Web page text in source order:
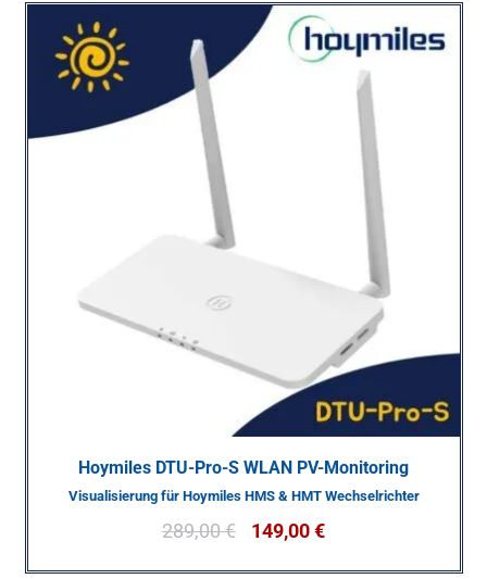
Hoymiles DTU-Pro-S WLAN PV-Monitoring
Visualisierung für Hoymiles HMS & HMT Wechselrichter
289,00€ 149,00€